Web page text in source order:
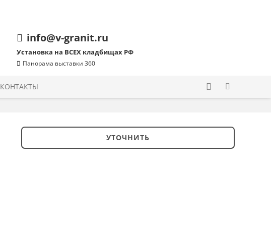
info@v-granit.ru
Установка на ВСЕХ кладбищах РФ
Панорама выставки 360
КОНТАКТЫ
Количество
УТОЧНИТЬ